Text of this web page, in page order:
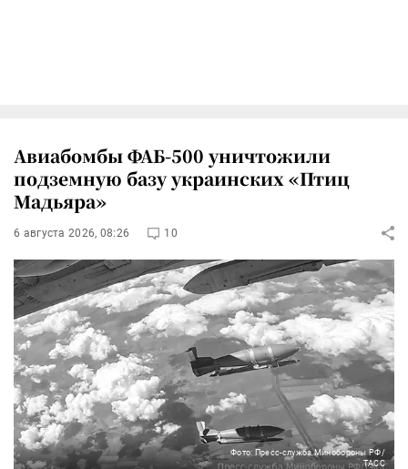
Авиабомбы ФАБ-500 уничтожили
подземную базу украинских «Птиц
Мадьяра»
6 августа 2026, 08:26 10
Фото: Пресс-служба Минобороны РФ/
ТАСС